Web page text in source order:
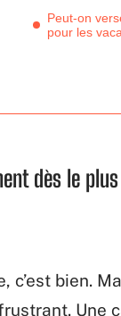
Peut-on
pour les
dès le
c’est bien.
Une